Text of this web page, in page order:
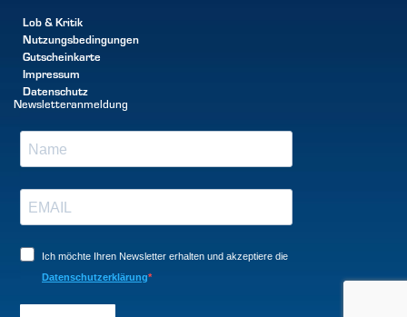
Lob & Kritik
Nutzungsbedingungen
Gutscheinkarte
Impressum
Datenschutz
Newsletteranmeldung
Ich möchte Ihren Newsletter erhalten und akzeptiere die
Datenschutzerklärung